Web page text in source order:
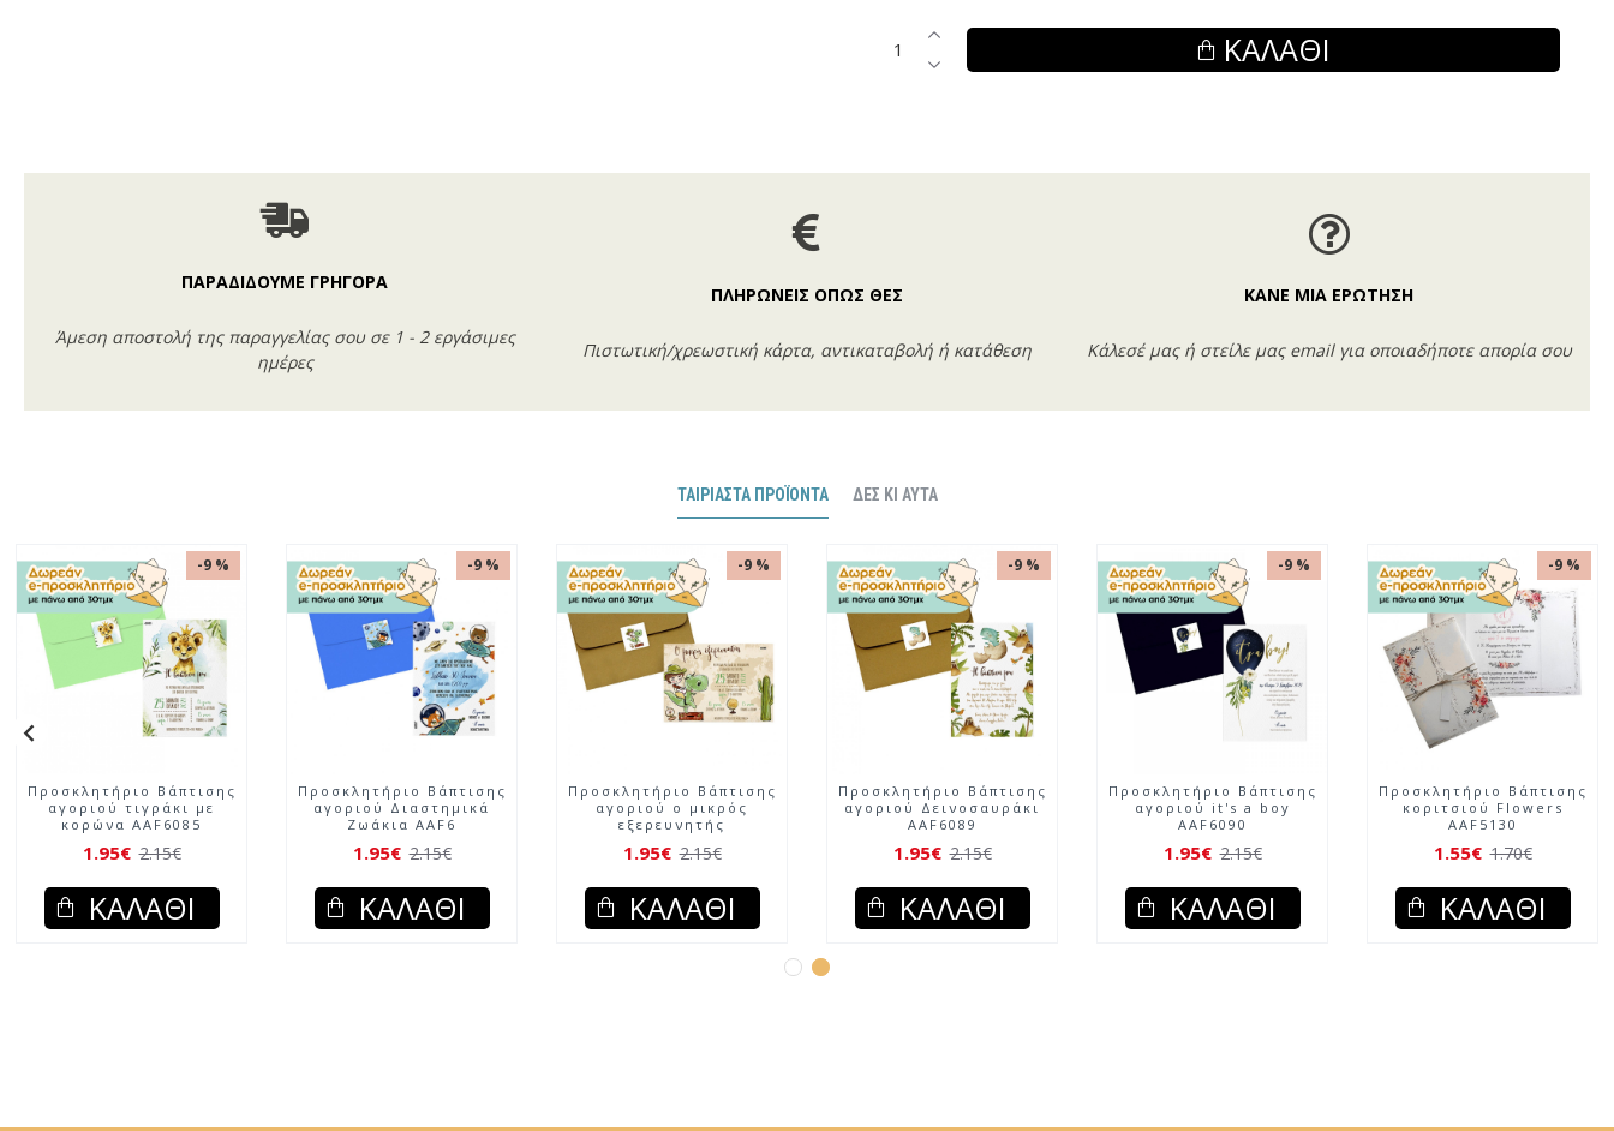
ΚΑΛΆΘΙ
ΠΑΡΑΔΙΔΟΥΜΕ ΓΡΗΓΟΡΑ
Άμεση αποστολή της παραγγελίας σου σε 1 - 2 εργάσιμες
ημέρες
ΠΛΗΡΩΝΕΙΣ ΟΠΩΣ ΘΕΣ
Πιστωτική/χρεωστική κάρτα, αντικαταβολή ή κατάθεση
ΚΑΝΕ ΜΙΑ ΕΡΩΤΗΣΗ
Κάλεσέ μας ή στείλε μας email για οποιαδήποτε απορία σου
ΤΑΙΡΙΑΣΤΆ ΠΡΟΪΌΝΤΑ ΔΕΣ ΚΙ ΑΥΤΆ
-9 %
Προσκλητήριο Βάπτισης
αγοριού τιγράκι με
κορώνα AAF6085
1.95€ 2.15€
ΚΑΛΆΘΙ
-9 %
Προσκλητήριο Βάπτισης
αγοριού Διαστημικά
Ζωάκια AAF6
1.95€ 2.15€
ΚΑΛΆΘΙ
-9 %
Προσκλητήριο Βάπτισης
αγοριού ο μικρός
εξερευνητής
1.95€ 2.15€
ΚΑΛΆΘΙ
-9 %
Προσκλητήριο Βάπτισης
αγοριού Δεινοσαυράκι
AAF6089
1.95€ 2.15€
ΚΑΛΆΘΙ
-9 %
Προσκλητήριο Βάπτισης
αγοριού it's a boy
AAF6090
1.95€ 2.15€
ΚΑΛΆΘΙ
-9 %
Προσκλητήριο Βάπτισης
κοριτσιού Flowers
AAF5130
1.55€ 1.70€
ΚΑΛΆΘΙ